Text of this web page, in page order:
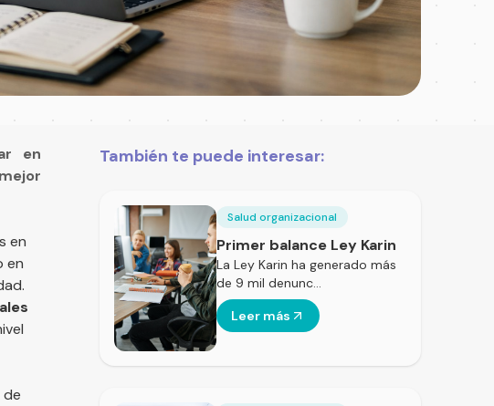
en
en
en
de
También te puede interesar:
Salud organizacional
Primer balance Ley Karin
La Ley Karin ha generado más
de 9 mil denunc…
Leer más